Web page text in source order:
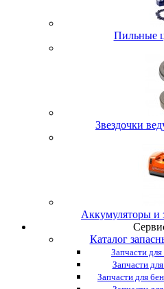
Пильные
Звездочки
Аккумуляторы и
Каталог
Запчасти
Запчасти
Запчасти для